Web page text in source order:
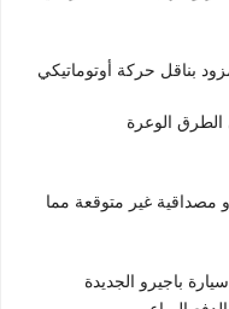
بناقل حركة أوتوماتيكي
الطرق الوعرة
مصداقية غير متوقعة مما
باجيرو الجديدة